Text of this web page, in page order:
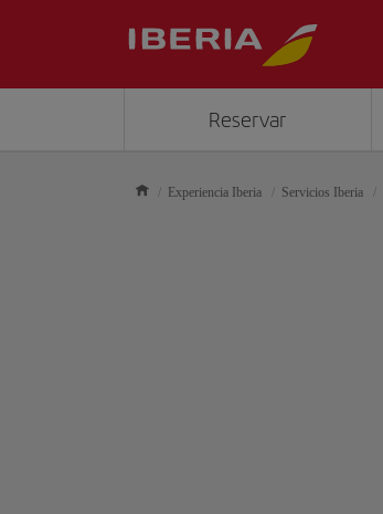
Reservar
Experiencia Iberia Servicios Iberia